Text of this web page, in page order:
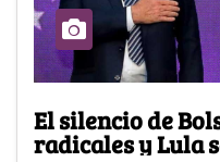
El silencio de
radicales y Lula